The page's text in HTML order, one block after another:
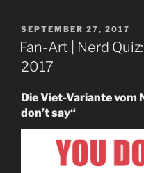
VERÖFFENTLICHT
AM
SEPTEMBER 27, 2017
Fan-Art | Nerd
2017
Die Viet-Variante vom
don’t say“